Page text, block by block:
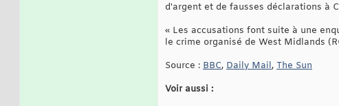
d'argent et de fausses déclarations à
« Les accusations font suite à une
le crime organisé de West Midlands
Source : BBC, Daily Mail, The Sun
Voir aussi :